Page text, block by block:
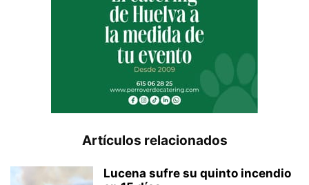
Artículos relacionados
Lucena sufre su quinto incendio